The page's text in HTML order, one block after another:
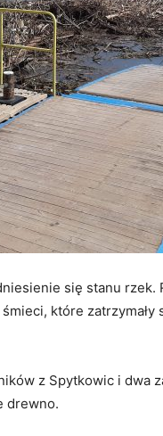
się stanu rzek.
które
z Spytkowic i dwa
drewno.